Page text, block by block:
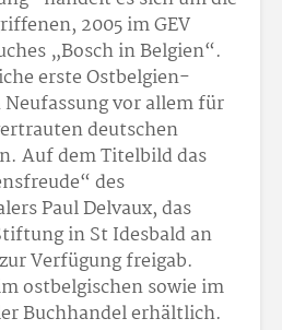
2005 im GEV
„Bosch in Belgien“.
erste Ostbelgien-
vor allem für
deutschen
Auf dem Titelbild das
des
Paul Delvaux, das
in St Idesbald an
Verfügung freigab.
ostbelgischen sowie im
Buchhandel erhältlich.